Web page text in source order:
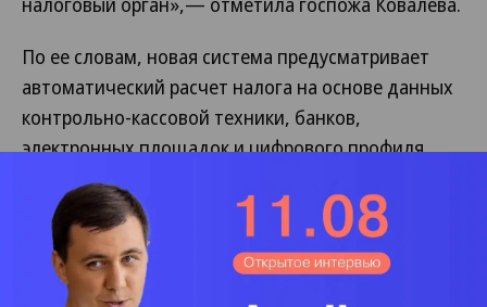
По ее словам, новая система предусматривает
автоматический расчет налога на основе данных
контрольно-кассовой техники, банков,
электронных площадок и цифрового профиля
налогоплательщика. Предпринимателю остается
только оплатить начисленный налог.
Как сообщили в УФНС, по состоянию на 22 мая к
информационному обмену с налоговой службой